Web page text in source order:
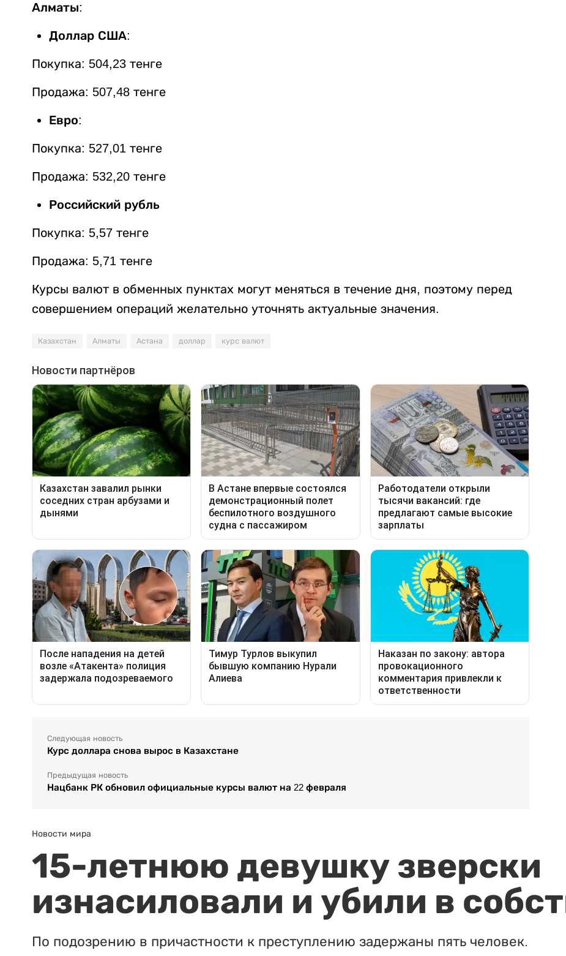
Алматы:
Доллар США:
Покупка: 504,23 тенге
Продажа: 507,48 тенге
Евро:
Покупка: 527,01 тенге
Продажа: 532,20 тенге
Российский рубль
Покупка: 5,57 тенге
Продажа: 5,71 тенге
Курсы валют в обменных пунктах могут меняться в течение дня, поэтому перед
совершением операций желательно уточнять актуальные значения.
Казахстан Алматы Астана доллар курс валют
Следующая новость
Курс доллара снова вырос в Казахстане
Предыдущая новость
Нацбанк РК обновил официальные курсы валют на 22 февраля
Новости мира
15-летнюю девушку зверски
изнасиловали и убили в
По подозрению в причастности к преступлению задержаны пять человек.